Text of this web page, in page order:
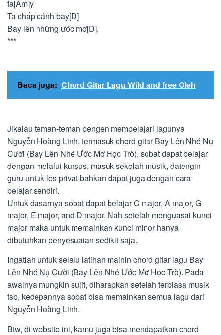
ta[Am]y
Ta chấp cánh bay[D]
Bay lên những ước mơ[D].
***
Baca juga: Chord Gitar Lagu Wild and free Oleh
Jikalau teman-teman pengen mempelajari lagunya
Nguyễn Hoàng Linh, termasuk chord gitar Bay Lên Nhé Nụ
Cười (Bay Lên Nhé Ước Mơ Học Trò), sobat dapat belajar
dengan melalui kursus, masuk sekolah musik, datengin
guru untuk les privat bahkan dapat juga dengan cara
belajar sendiri.
Untuk dasarnya sobat dapat belajar C major, A major, G
major, E major, and D major. Nah setelah menguasai kunci
major maka untuk memainkan kunci minor hanya
dibutuhkan penyesuaian sedikit saja.
Ingatlah untuk selalu latihan mainin chord gitar lagu Bay
Lên Nhé Nụ Cười (Bay Lên Nhé Ước Mơ Học Trò). Pada
awalnya mungkin sulit, diharapkan setelah terbiasa musik
tsb, kedepannya sobat bisa memainkan semua lagu dari
Nguyễn Hoàng Linh.
Btw, di website ini, kamu juga bisa mendapatkan chord